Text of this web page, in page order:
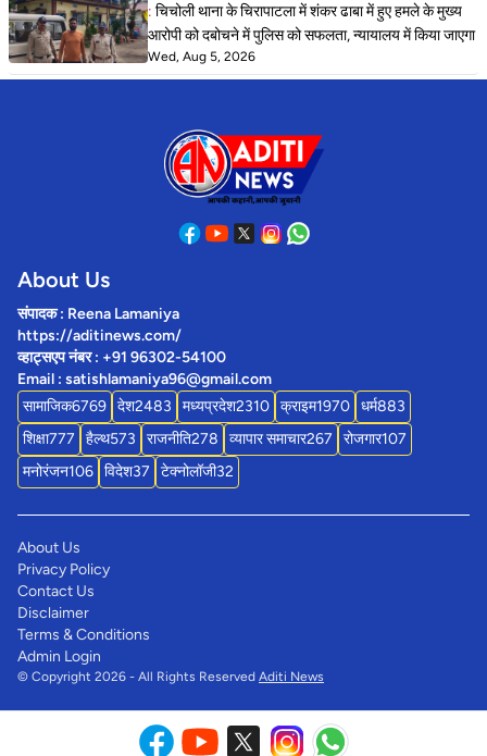
: चिचोली थाना के चिरापाटला में शंकर ढाबा में हुए हमले के मुख्य
आरोपी को दबोचने में पुलिस को सफलता, न्यायालय में किया जाएगा
Wed, Aug 5, 2026
About Us
संपादक : Reena Lamaniya
https://aditinews.com/
व्हाट्सएप नंबर : +91 96302-54100
Email : satishlamaniya96@gmail.com
सामाजिक6769 देश2483 मध्यप्रदेश2310 क्राइम1970 धर्म883
शिक्षा777 हैल्थ573 राजनीति278 व्यापार समाचार267 रोजगार107
मनोरंजन106 विदेश37 टेक्नोलॉजी32
About Us
Privacy Policy
Contact Us
Disclaimer
Terms & Conditions
Admin Login
© Copyright 2026 - All Rights Reserved Aditi News